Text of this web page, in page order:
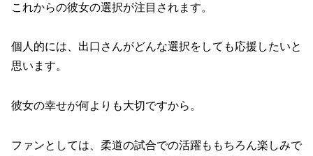
これからの彼女の選択が注目されます。
個人的には、出口さんがどんな選択をしても応援したいと
思います。
彼女の幸せが何よりも大切ですから。
ファンとしては、柔道の試合での活躍ももちろん楽しみで